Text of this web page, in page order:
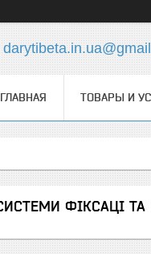
ГЛАВНАЯ ТОВАРЫ И
ФІКСАЦІ